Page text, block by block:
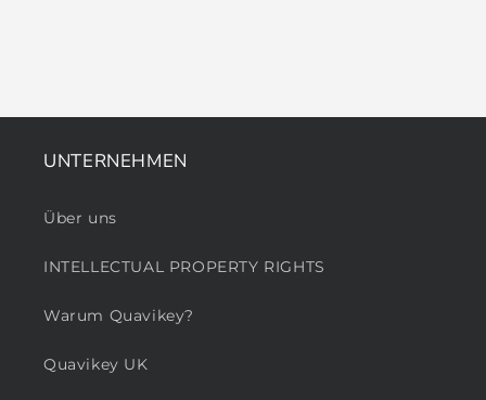
UNTERNEHMEN
Über uns
INTELLECTUAL PROPERTY RIGHTS
Warum Quavikey?
Quavikey UK